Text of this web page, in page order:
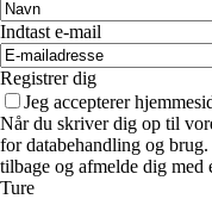
Indtast e-mail
Registrer dig
Jeg accepterer
Når du skriver dig op til
for databehandling og
tilbage og afmelde dig med
Ture